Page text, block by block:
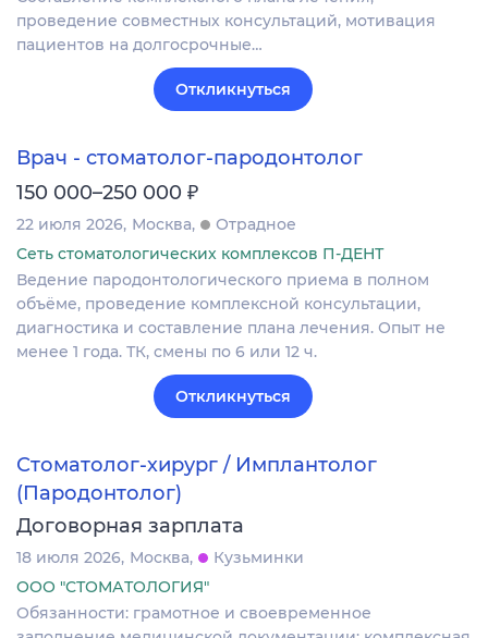
проведение совместных консультаций, мотивация
пациентов на долгосрочные…
Откликнуться
Врач - стоматолог-пародонтолог
150 000–250 000 ₽
22 июля 2026 Москва
Отрадное
Сеть стоматологических комплексов П-ДЕНТ
Ведение пародонтологического приема в полном
объёме, проведение комплексной консультации,
диагностика и составление плана лечения. Опыт не
менее 1 года. ТК, смены по 6 или 12 ч.
Откликнуться
Стоматолог-хирург / Имплантолог
(Пародонтолог)
Договорная зарплата
18 июля 2026 Москва
Кузьминки
ООО "СТОМАТОЛОГИЯ"
Обязанности: грамотное и своевременное